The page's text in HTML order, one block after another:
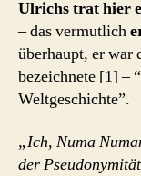
Ulrichs trat hier
– das vermutlich
überhaupt, er
bezeichnete [1] –
Weltgeschichte”.
„Ich, Numa
der